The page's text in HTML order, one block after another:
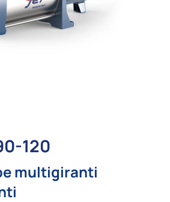
120
multigiranti